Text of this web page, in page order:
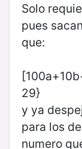
Solo
pues
que:
29}
y ya
para los
numero